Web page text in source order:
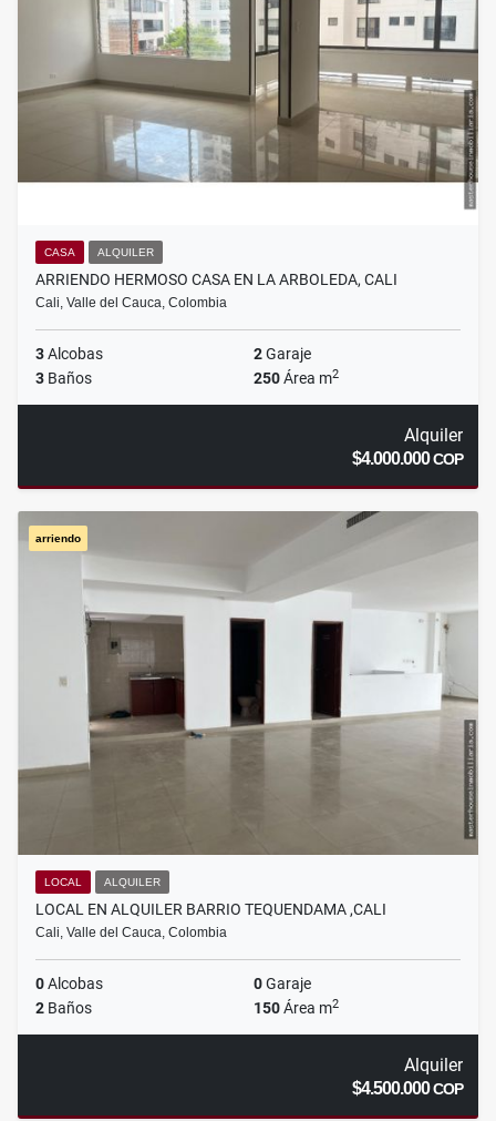
CASA ALQUILER
ARRIENDO HERMOSO CASA EN LA ARBOLEDA, CALI
Cali, Valle del Cauca, Colombia
3Alcobas 2Garaje
3 Baños 250Área m2
Alquiler
$4.000.000COP
arriendo
LOCAL ALQUILER
LOCAL EN ALQUILER BARRIO TEQUENDAMA ,CALI
Cali, Valle del Cauca, Colombia
0Alcobas 0Garaje
2 Baños 150Área m2
Alquiler
$4.500.000COP